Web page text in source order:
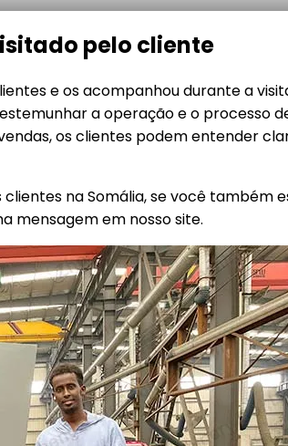
pelo cliente
e os acompanhou durante a
a operação e o processo
os clientes podem entender
na Somália, se você também
mensagem em nosso site.